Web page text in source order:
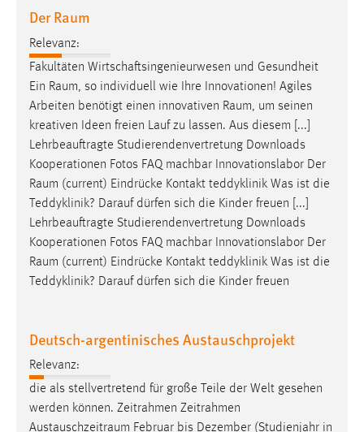
Der Raum
Relevanz:
Fakultäten Wirtschaftsingenieurwesen und Gesundheit
Ein Raum, so individuell wie Ihre Innovationen! Agiles
Arbeiten benötigt einen innovativen Raum, um seinen
kreativen Ideen freien Lauf zu lassen. Aus diesem [...]
Lehrbeauftragte Studierendenvertretung Downloads
Kooperationen Fotos FAQ machbar Innovationslabor Der
Raum (current) Eindrücke Kontakt teddyklinik Was ist die
Teddyklinik? Darauf dürfen sich die Kinder freuen [...]
Lehrbeauftragte Studierendenvertretung Downloads
Kooperationen Fotos FAQ machbar Innovationslabor Der
Raum (current) Eindrücke Kontakt teddyklinik Was ist die
Teddyklinik? Darauf dürfen sich die Kinder freuen
Deutsch-argentinisches Austauschprojekt
Relevanz:
die als stellvertretend für große Teile der Welt gesehen
werden können. Zeitrahmen Zeitrahmen
Austauschzeitraum Februar bis Dezember (Studienjahr in
Anbieter:
Zweck:
Conversion-Tracking
Cookie Laufzeit:
3 Monate
Facebook Pixel
Name:
_fbp
Anbieter:
Facebook